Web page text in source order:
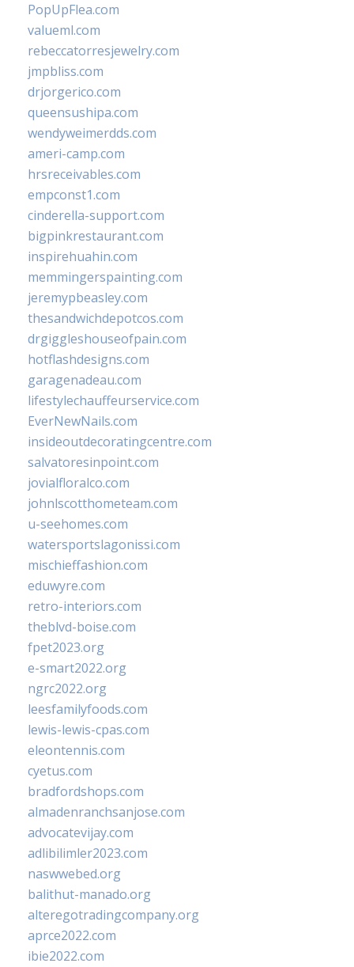
PopUpFlea.com
valueml.com
rebeccatorresjewelry.com
jmpbliss.com
drjorgerico.com
queensushipa.com
wendyweimerdds.com
ameri-camp.com
hrsreceivables.com
empconst1.com
cinderella-support.com
bigpinkrestaurant.com
inspirehuahin.com
memmingerspainting.com
jeremypbeasley.com
thesandwichdepotcos.com
drgiggleshouseofpain.com
hotflashdesigns.com
garagenadeau.com
lifestylechauffeurservice.com
EverNewNails.com
insideoutdecoratingcentre.com
salvatoresinpoint.com
jovialfloralco.com
johnlscotthometeam.com
u-seehomes.com
watersportslagonissi.com
mischieffashion.com
eduwyre.com
retro-interiors.com
theblvd-boise.com
fpet2023.org
e-smart2022.org
ngrc2022.org
leesfamilyfoods.com
lewis-lewis-cpas.com
eleontennis.com
cyetus.com
bradfordshops.com
almadenranchsanjose.com
advocatevijay.com
adlibilimler2023.com
naswwebed.org
balithut-manado.org
alteregotradingcompany.org
aprce2022.com
ibie2022.com